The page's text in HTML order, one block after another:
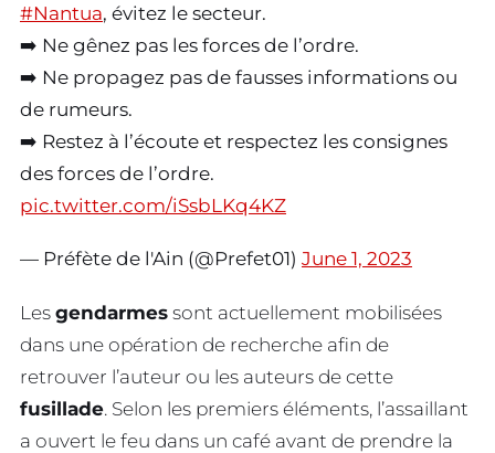
#Nantua, évitez le secteur.
➡️ Ne gênez pas les forces de l’ordre.
➡️ Ne propagez pas de fausses informations ou
de rumeurs.
➡️ Restez à l’écoute et respectez les consignes
des forces de l’ordre.
pic.twitter.com/iSsbLKq4KZ
— Préfète de l'Ain (@Prefet01) June 1, 2023
Les gendarmes sont actuellement mobilisées
dans une opération de recherche afin de
retrouver l’auteur ou les auteurs de cette
fusillade. Selon les premiers éléments, l’assaillant
a ouvert le feu dans un café avant de prendre la